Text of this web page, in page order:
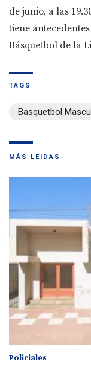
de junio, a las
tiene
Básquetbol de la
TAGS
Basquetbol
MÁS LEIDAS
Policiales